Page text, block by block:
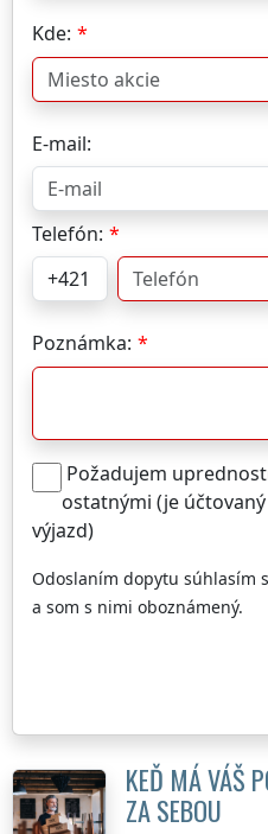
Kde:
E-mail:
Telefón:
Poznámka:
Požadujem
ostatnými (je účtovaný
výjazd)
Odoslaním dopytu súhlasím s
a som s nimi oboznámený.
KEĎ MÁ VÁŠ
ZA SEBOU